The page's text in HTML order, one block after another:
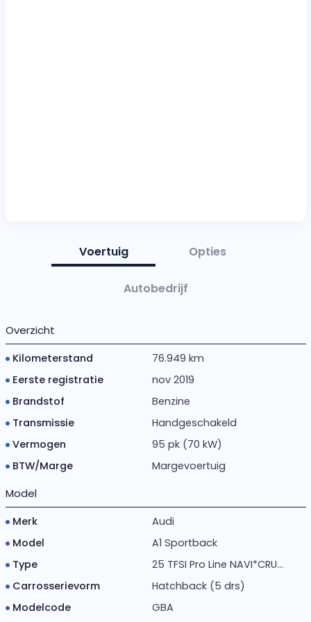
Voertuig Opties
Autobedrijf
Overzicht
Kilometerstand
76.949 km
Eerste registratie
nov 2019
Brandstof
Benzine
Transmissie
Handgeschakeld
Vermogen
95 pk (70 kW)
BTW/Marge
Margevoertuig
Model
Merk
Audi
Model
A1 Sportback
Type
25 TFSI Pro Line NAVI*CRU...
Carrosserievorm
Hatchback (5 drs)
Modelcode
GBA